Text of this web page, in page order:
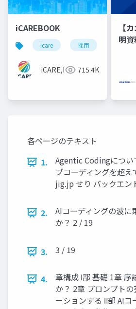
iCAREBOOK
icare 採用 カルチ
iCARE,Inc 715.4K
【
明
各ページのテキスト
1.
Agentic Codingについ
ブコーディングを超え
jig.jp せり バックエン
2.
AIコーディングの波に
か？ 2 / 19
3. 3 / 19
4.
章構成 Ⅰ部 基礎 1章
か？ 2章 プロンプト
ーションする Ⅱ部 AI